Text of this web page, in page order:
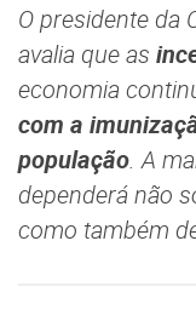
O presidente da
avalia que as
economia
com a
população. A
dependerá não
como também